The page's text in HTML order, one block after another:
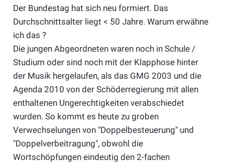
Der Bundestag hat sich neu formiert. Das
Durchschnittsalter liegt < 50 Jahre. Warum erwähne
ich das ?
Die jungen Abgeordneten waren noch in Schule /
Studium oder sind noch mit der Klapphose hinter
der Musik hergelaufen, als das GMG 2003 und die
Agenda 2010 von der Schöderregierung mit allen
enthaltenen Ungerechtigkeiten verabschiedet
wurden. So kommt es heute zu groben
Verwechselungen von "Doppelbesteuerung" und
"Doppelverbeitragung", obwohl die
Wortschöpfungen eindeutig den 2-fachen